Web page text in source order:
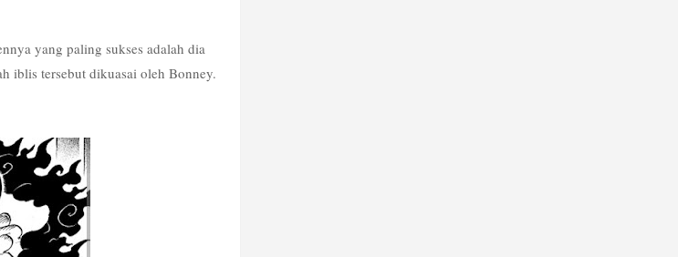
yang paling sukses adalah dia
iblis tersebut dikuasai oleh Bonney.